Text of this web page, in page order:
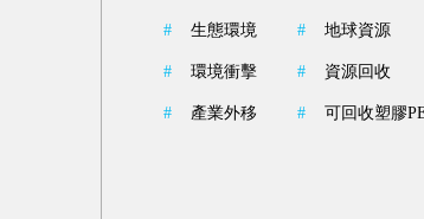
# 生態環境 # 地球資源
# 環境衝擊 # 資源回收
# 產業外移 # 可回收塑膠